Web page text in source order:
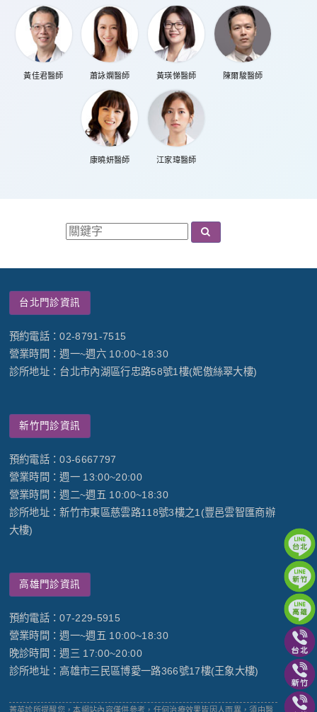
黃佳君醫師 蕭詠嫻醫師 黃瑛悌醫師 陳爾駿醫師
康曉妍醫師 江家瑋醫師
台北門診資訊
預約電話：02-8791-7515
營業時間：週一~週六 10:00~18:30
診所地址：台北市內湖區行忠路58號1樓(妮傲絲翠大樓)
新竹門診資訊
預約電話：03-6667797
營業時間：週一 13:00~20:00
營業時間：週二~週五 10:00~18:30
診所地址：新竹市東區慈雲路118號3樓之1(豐邑雲智匯商辦
大樓)
高雄門診資訊
預約電話：07-229-5915
營業時間：週一~週五 10:00~18:30
晚診時間：週三 17:00~20:00
診所地址：高雄市三民區博愛一路366號17樓(王象大樓)
菁英診所提醒您，本網站內容僅供參考，任何治療效果皆因人而異，須由醫